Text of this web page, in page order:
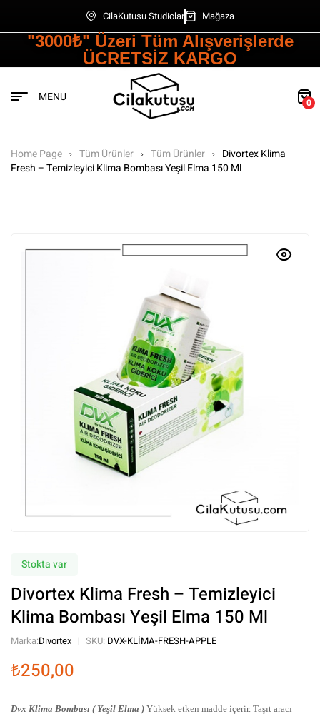
CilaKutusu Studiolar Mağaza
"3000₺" Üzeri Tüm Alışverişlerde
ÜCRETSİZ KARGO
MENU 0
Home Page Tüm Ürünler Tüm Ürünler
Divortex Klima
Fresh – Temizleyici Klima Bombası Yeşil Elma 150 Ml
Stokta var
Divortex Klima Fresh – Temizleyici
Klima Bombası Yeşil Elma 150 Ml
Marka:Divortex SKU: DVX-KLIMA-FRESH-APPLE
₺250,00
Dvx Klima Bombası ( Yeşil Elma ) Yüksek etken madde içerir. Taşıt aracı